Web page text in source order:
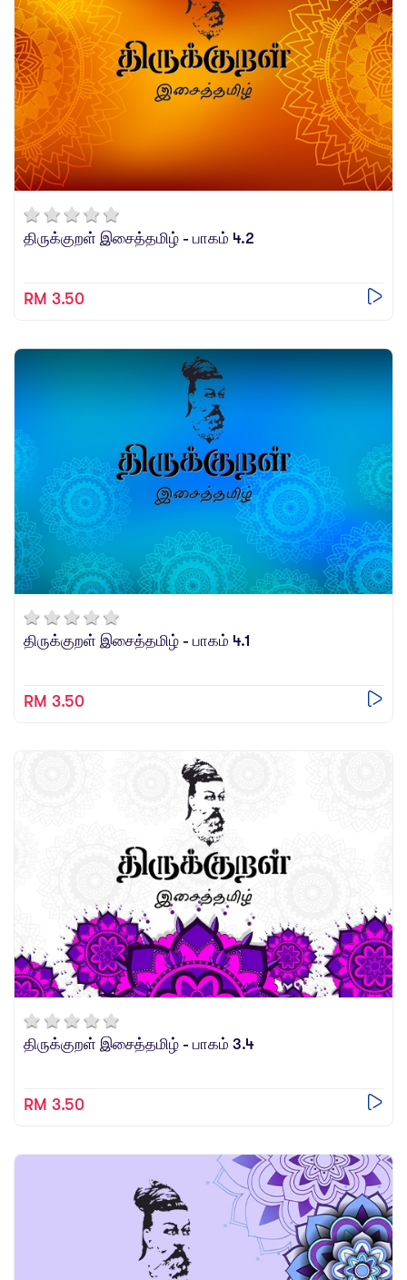
திருக்குறள் இசைத்தமிழ் - பாகம் 4.2
RM 3.50
திருக்குறள் இசைத்தமிழ் - பாகம் 4.1
RM 3.50
திருக்குறள் இசைத்தமிழ் - பாகம் 3.4
RM 3.50